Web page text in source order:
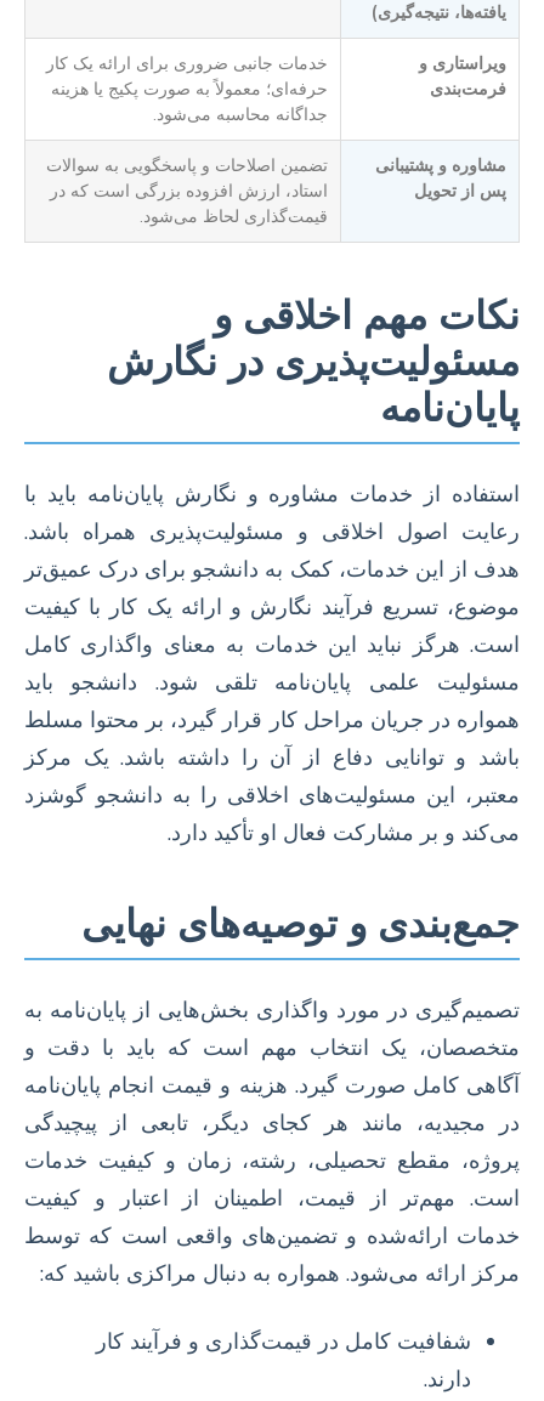
یافته‌ها، نتیجه‌گیری)
ویراستاری و
فرمت‌بندی
خدمات جانبی ضروری برای ارائه یک کار
حرفه‌ای؛ معمولاً به صورت پکیج یا هزینه
جداگانه محاسبه می‌شود.
مشاوره و پشتیبانی
پس از تحویل
تضمین اصلاحات و پاسخگویی به سوالات
استاد، ارزش افزوده بزرگی است که در
قیمت‌گذاری لحاظ می‌شود.
نکات مهم اخلاقی و
مسئولیت‌پذیری در نگارش
پایان‌نامه
استفاده از خدمات مشاوره و نگارش پایان‌نامه باید با
رعایت اصول اخلاقی و مسئولیت‌پذیری همراه باشد.
هدف از این خدمات، کمک به دانشجو برای درک عمیق‌تر
موضوع، تسریع فرآیند نگارش و ارائه یک کار با کیفیت
است. هرگز نباید این خدمات به معنای واگذاری کامل
مسئولیت علمی پایان‌نامه تلقی شود. دانشجو باید
همواره در جریان مراحل کار قرار گیرد، بر محتوا مسلط
باشد و توانایی دفاع از آن را داشته باشد. یک مرکز
معتبر، این مسئولیت‌های اخلاقی را به دانشجو گوشزد
می‌کند و بر مشارکت فعال او تأکید دارد.
جمع‌بندی و توصیه‌های نهایی
تصمیم‌گیری در مورد واگذاری بخش‌هایی از پایان‌نامه به
متخصصان، یک انتخاب مهم است که باید با دقت و
آگاهی کامل صورت گیرد. هزینه و قیمت انجام پایان‌نامه
در مجیدیه، مانند هر کجای دیگر، تابعی از پیچیدگی
پروژه، مقطع تحصیلی، رشته، زمان و کیفیت خدمات
است. مهم‌تر از قیمت، اطمینان از اعتبار و کیفیت
خدمات ارائه‌شده و تضمین‌های واقعی است که توسط
مرکز ارائه می‌شود. همواره به دنبال مراکزی باشید که:
شفافیت کامل در قیمت‌گذاری و فرآیند کار
دارند.